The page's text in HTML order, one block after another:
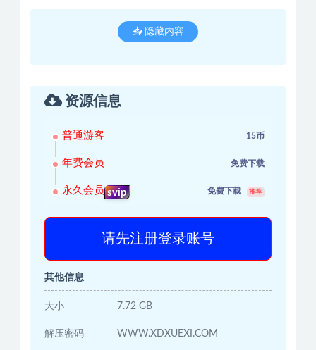
📥 隐藏内容
资源信息
普通游客 15币
年费会员 免费下载
永久会员 svip 免费下载 推荐
请先注册登录账号
其他信息
大小 7.72 GB
解压密码 WWW.XDXUEXI.COM